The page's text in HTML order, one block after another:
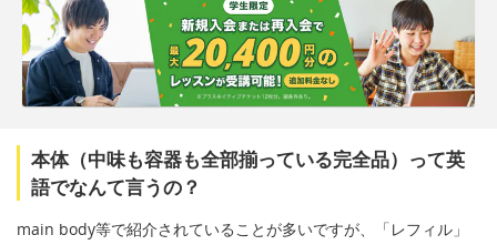
本体（中味も容器も全部揃っている完全品）って英
語でなんて言うの？
main body等で紹介されていることが多いですが、「レフィル」